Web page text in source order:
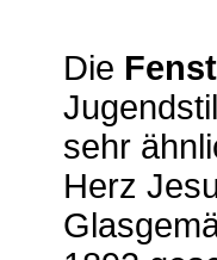
Die
sehr
Herz